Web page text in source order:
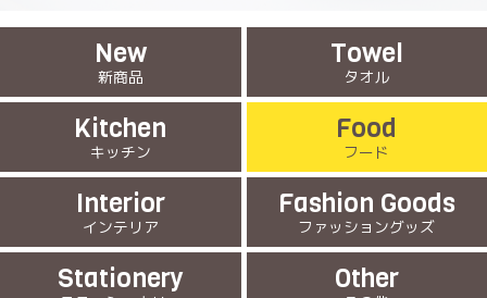
New
新商品
Towel
タオル
Kitchen
キッチン
Food
フード
Interior
インテリア
Fashion Goods
ファッショングッズ
Stationery Other